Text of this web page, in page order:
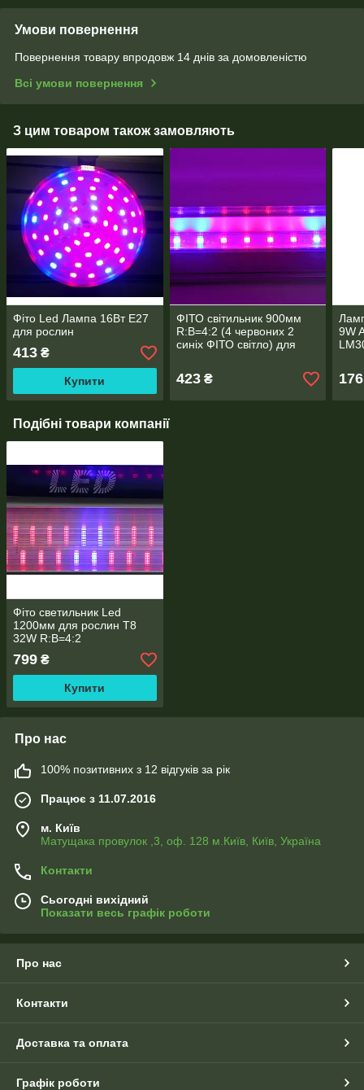
Умови повернення
Повернення товару впродовж 14 днів за домовленістю
Всі умови повернення
З цим товаром також замовляють
Фіто Led Лампа 16Вт Е27
для рослин
413 ₴
Купити
ФІТО світильник 900мм
R:B=4:2 (4 червоних 2
синіх ФІТО світло) для
423₴
9W
176
Подібні товари компанії
Фіто светильник Led
1200мм для рослин T8
32W R:B=4:2
799 ₴
Купити
Про нас
100% позитивних з 12 відгуків за рік
Працює з 11.07.2016
м. Київ
Матущака провулок ,3, оф. 128 м.Київ, Київ, Україна
Контакти
Сьогодні вихідний
Показати весь графік роботи
Про нас
Контакти
Доставка та оплата
Графік роботи